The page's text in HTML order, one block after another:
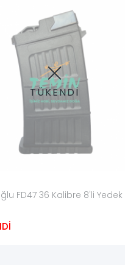
şarjörlerde ise çatlak ve
darbelerden korunan
mevcut şarjörün ön,
ruhsat, kutu veya kullanım
ve besleme uyumu uzman
TÜKENDİ
FD47 36 Kalibre 8'li Yedek